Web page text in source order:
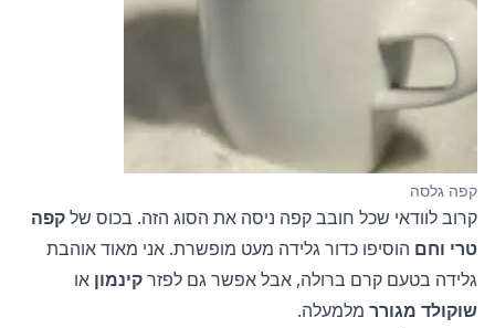
קפה גלסה
קרוב לוודאי שכל חובב קפה ניסה את הסוג הזה. בכוס שלקפה
טרי וחם הוסיפו כדור גלידה מעט מופשרת. אני מאוד אוהבת
גלידה בטעם קרם ברולה, אבל אפשר גם לפזרקינמון או
שוקולד מגורר מלמעלה.